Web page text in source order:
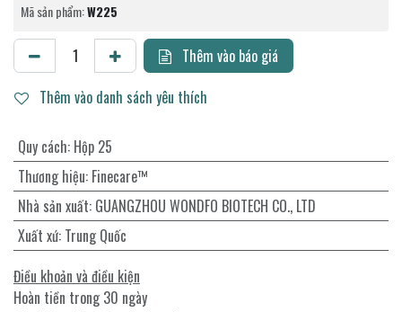
Mã sản phẩm:W225
Thêm vào báo giá
Thêm vào danh sách yêu thích
Quy cách: Hộp 25
Thương hiệu: Finecare™
Nhà sản xuất: GUANGZHOU WONDFO BIOTECH CO., LTD
Xuất xứ: Trung Quốc
Điều khoản và điều kiện
Hoàn tiền trong 30 ngày